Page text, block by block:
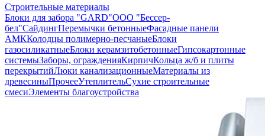
Строительные материалы
Блоки для забора "GARD"ООО "Бессер-
бел"СайдингПеремычки бетонныеФасадные панели
АМККолодцы полимерно-песчаныеБлоки
газосиликатныеБлоки керамзитобетонныеГипсокартонные
системыЗаборы, огражденияКирпичКольца ж/б и плиты
перекрытийЛюки канализационныеМатериалы из
древесиныПрочееУтеплительСухие строительные
смесиЭлементы благоустройства